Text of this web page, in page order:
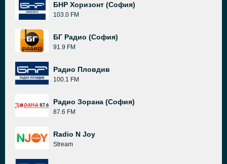
БНР Хоризонт (София)
103.0 FM
БГ Радио (София)
91.9 FM
Радио Пловдив
100.1 FM
Радио Зорана (София)
87.6 FM
Radio N Joy
Stream